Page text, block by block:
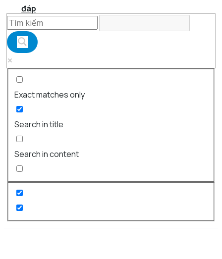
đáp
Exact matches only
Search in title
Search in content